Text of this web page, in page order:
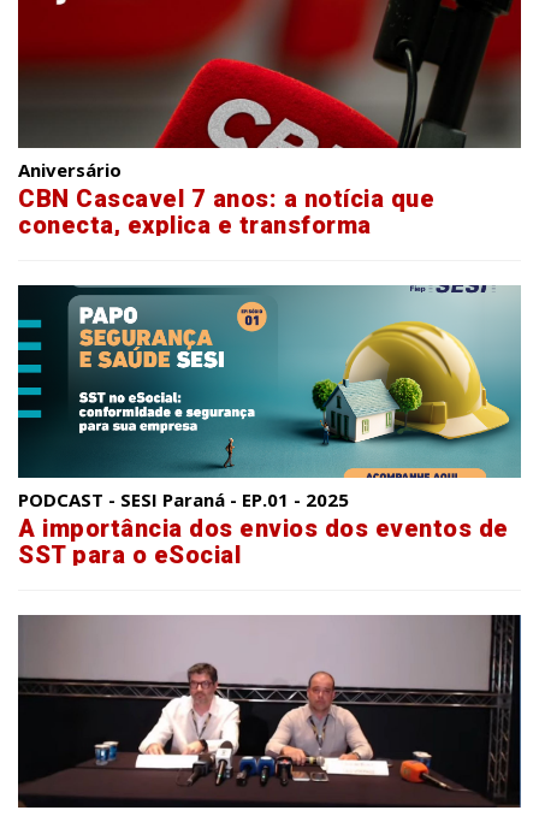
Aniversário
CBN Cascavel 7 anos: a notícia que
conecta, explica e transforma
PODCAST - SESI Paraná - EP.01 - 2025
A importância dos envios dos eventos de
SST para o eSocial